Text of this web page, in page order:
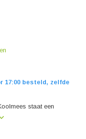
17:00 besteld, zelfde
staat een